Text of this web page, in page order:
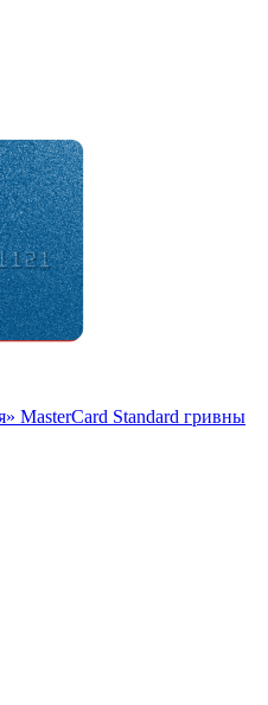
MasterCard Standard гривны